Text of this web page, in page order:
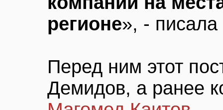
регионе», - писала
Перед ним этот
Демидов, а ранее